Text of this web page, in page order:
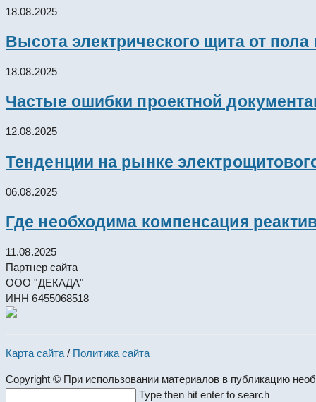
18.08.2025
Высота электрического щита от
18.08.2025
Частые ошибки проектной
12.08.2025
Тенденции на рынке
06.08.2025
Где необходима компенсация
11.08.2025
Партнер сайта
ООО "ДЕКАДА"
ИНН 6455068518
Карта сайта / Политика сайта
Copyright © При использовании материалов в публикацию
Type then hit enter to search